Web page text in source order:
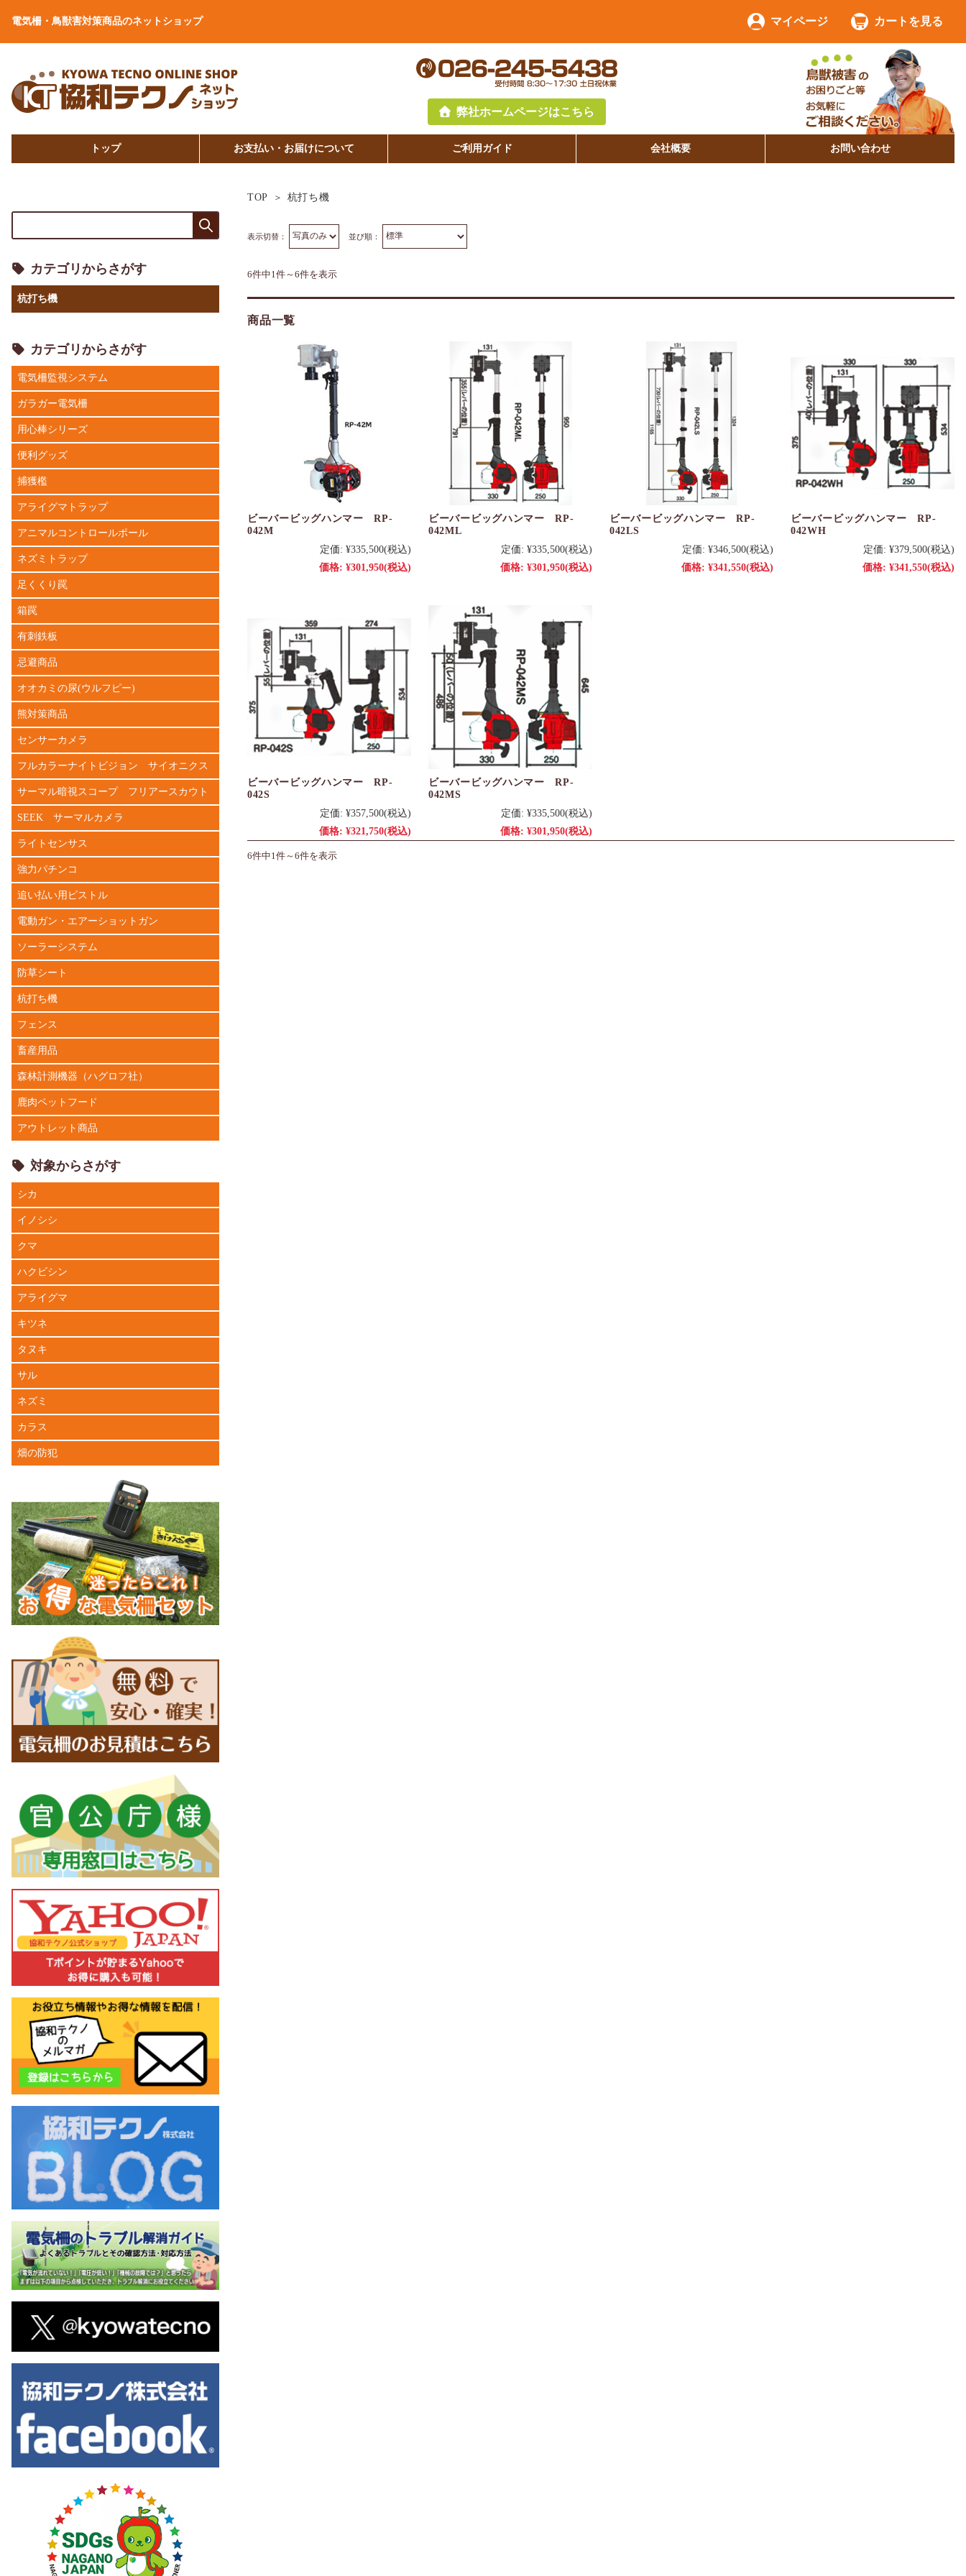
電気柵・鳥獣害対策商品のネットショップ マイページ カートを見る
弊社ホームページはこちら
トップ お支払い・お届けについて ご利用ガイド 会社概要 お問い合わせ
TOP 杭打ち機
表示切替： 並び順：
6件中1件～6件を表示
商品一覧
ビーバービッグハンマー RP-
042M
定価: ¥335,500(税込)
価格: ¥301,950(税込)
ビーバービッグハンマー RP-
042ML
定価: ¥335,500(税込)
価格: ¥301,950(税込)
ビーバービッグハンマー RP-
042LS
定価: ¥346,500(税込)
価格: ¥341,550(税込)
ビーバービッグハンマー RP-
042WH
定価: ¥379,500(税込)
価格: ¥341,550(税込)
ビーバービッグハンマー RP-
042S
定価: ¥357,500(税込)
価格: ¥321,750(税込)
ビーバービッグハンマー RP-
042MS
定価: ¥335,500(税込)
価格: ¥301,950(税込)
6件中1件～6件を表示
カテゴリからさがす
杭打ち機
カテゴリからさがす
電気柵監視システム
ガラガー電気柵
用心棒シリーズ
便利グッズ
捕獲檻
アライグマトラップ
アニマルコントロールポール
ネズミトラップ
足くくり罠
箱罠
有刺鉄板
忌避商品
オオカミの尿(ウルフピー)
熊対策商品
センサーカメラ
フルカラーナイトビジョン サイオニクス
サーマル暗視スコープ フリアースカウト
SEEK サーマルカメラ
ライトセンサス
強力パチンコ
追い払い用ピストル
電動ガン・エアーショットガン
ソーラーシステム
防草シート
杭打ち機
フェンス
畜産用品
森林計測機器（ハグロフ社）
鹿肉ペットフード
アウトレット商品
対象からさがす
シカ
イノシシ
クマ
ハクビシン
アライグマ
キツネ
タヌキ
サル
ネズミ
カラス
畑の防犯